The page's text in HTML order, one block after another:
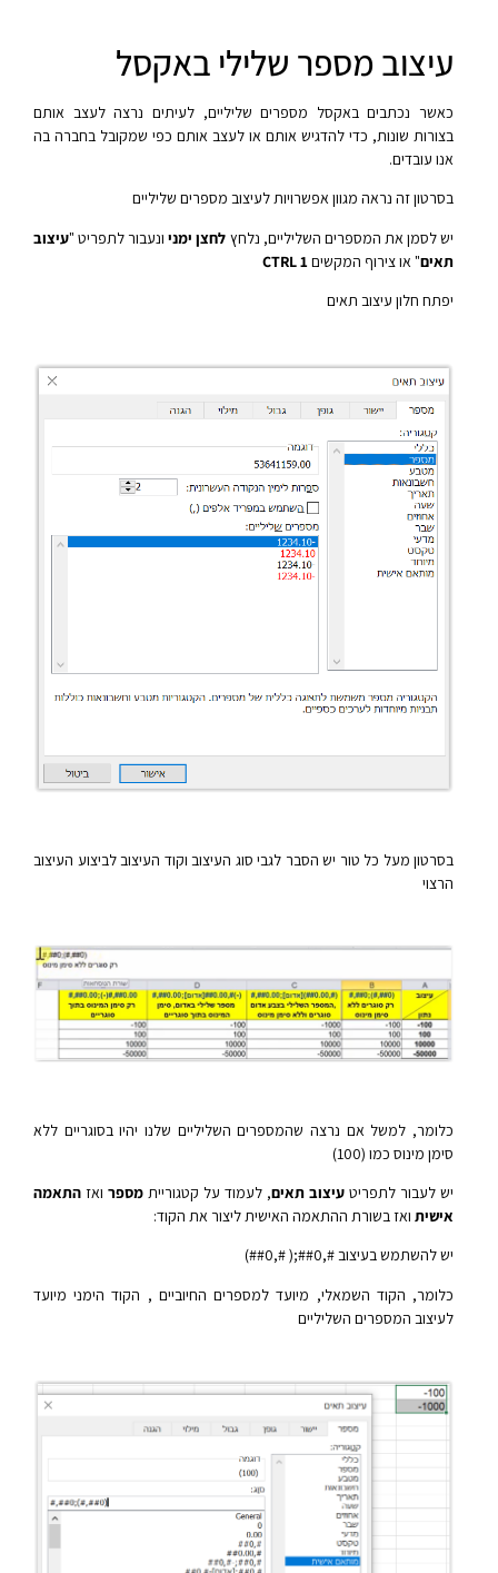
עיצוב מספר שלילי באקסל
כאשר נכתבים באקסל מספרים שליליים, לעיתים נרצה לעצב אותם
בצורות שונות, כדי להדגיש אותם או לעצב אותם כפי שמקובל בחברה בה
אנו עובדים.
בסרטון זה נראה מגוון אפשרויות לעיצוב מספרים שליליים
יש לסמן את המספרים השליליים, נלחץ לחצן ימני ונעבור לתפריט "עיצוב
תאים" או צירוף המקשים1 CTRL
יפתח חלון עיצוב תאים
בסרטון מעל כל טור יש הסבר לגבי סוג העיצוב וקוד העיצוב לביצוע העיצוב
הרצוי
כלומר, למשל אם נרצה שהמספרים השליליים שלנו יהיו בסוגריים ללא
סימן מינוס כמו (100)
יש לעבור לתפריט עיצוב תאים, לעמוד על קטגוריית מספר ואז התאמה
אישית ואז בשורת ההתאמה האישית ליצור את הקוד:
יש להשתמש בעיצוב #,##0;( #,##0)
כלומר, הקוד השמאלי, מיועד למספרים החיוביים , הקוד הימני מיועד
לעיצוב המספרים השליליים